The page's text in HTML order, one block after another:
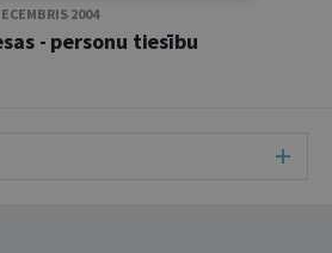
2004
- personu tiesību